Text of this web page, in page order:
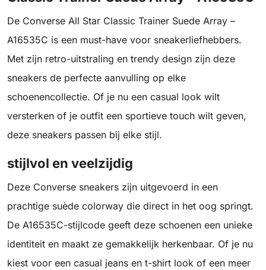
De Converse All Star Classic Trainer Suede Array –
A16535C is een must-have voor sneakerliefhebbers.
Met zijn retro-uitstraling en trendy design zijn deze
sneakers de perfecte aanvulling op elke
schoenencollectie. Of je nu een casual look wilt
versterken of je outfit een sportieve touch wilt geven,
deze sneakers passen bij elke stijl.
stijlvol en veelzijdig
Deze Converse sneakers zijn uitgevoerd in een
prachtige suède colorway die direct in het oog springt.
De A16535C-stijlcode geeft deze schoenen een unieke
identiteit en maakt ze gemakkelijk herkenbaar. Of je nu
kiest voor een casual jeans en t-shirt look of een meer